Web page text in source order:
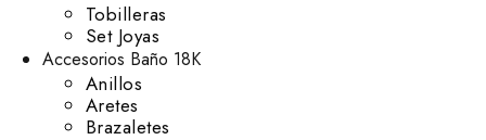
Tobilleras
Set Joyas
Accesorios Baño 18K
Anillos
Aretes
Brazaletes